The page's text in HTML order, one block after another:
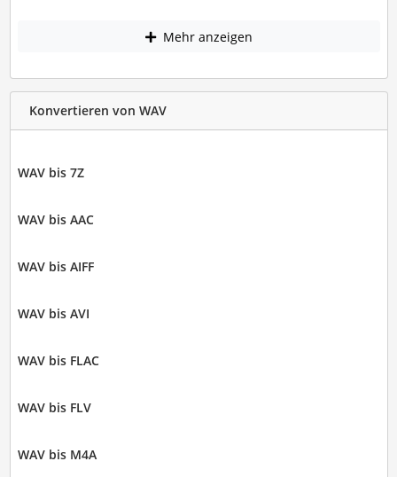
Mehr anzeigen
Konvertieren von WAV
WAV bis 7Z
WAV bis AAC
WAV bis AIFF
WAV bis AVI
WAV bis FLAC
WAV bis FLV
WAV bis M4A